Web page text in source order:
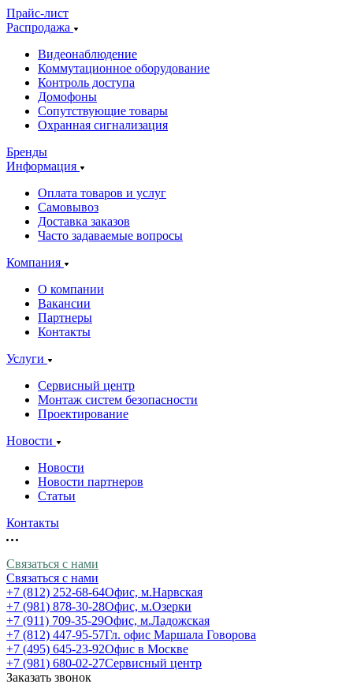
Прайс-лист
Распродажа
Видеонаблюдение
Коммутационное оборудование
Контроль доступа
Домофоны
Сопутствующие товары
Охранная сигнализация
Бренды
Информация
Оплата товаров и услуг
Самовывоз
Доставка заказов
Часто задаваемые вопросы
Компания
О компании
Вакансии
Партнеры
Контакты
Услуги
Сервисный центр
Монтаж систем безопасности
Проектирование
Новости
Новости
Новости партнеров
Статьи
Контакты
Связаться с нами
Связаться с нами
+7 (812) 252-68-64Офис, м.Нарвская
+7 (981) 878-30-28Офис, м.Озерки
+7 (911) 709-35-29Офис, м.Ладожская
+7 (812) 447-95-57Гл. офис Маршала Говорова
+7 (495) 645-23-92Офис в Москве
+7 (981) 680-02-27Сервисный центр
Заказать звонок